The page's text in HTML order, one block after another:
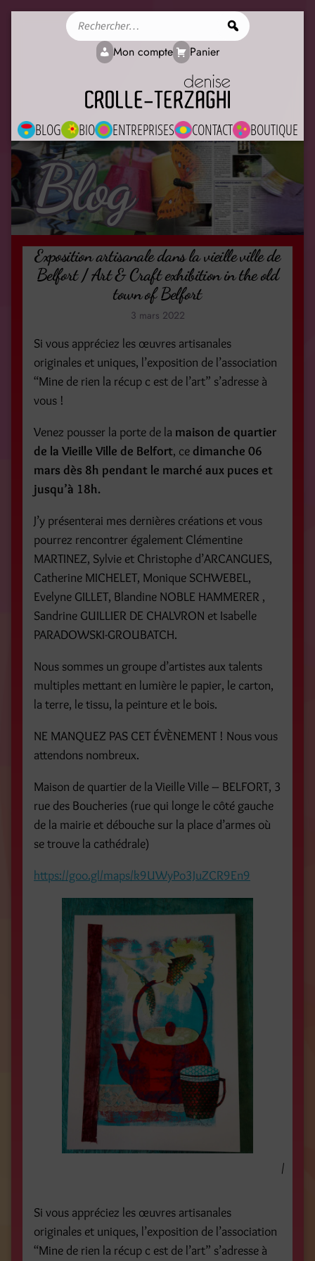
BLOG BIO ENTREPRISES CONTACT BOUTIQUE
Mon compte Panier
Blog
Exposition artisanale dans la vieille ville de
Belfort / Art & Craft exhibition in the old
town of Belfort
3 mars 2022
Si vous appréciez les œuvres artisanales
originales et uniques, l’exposition de l’association
“Mine de rien la récup c est de l’art” s’adresse à
vous !
Venez pousser la porte de la maison de quartier
de la Vieille Ville de Belfort, ce dimanche 06
mars dès 8h pendant le marché aux puces et
jusqu’à 18h.
J’y présenterai mes dernières créations et vous
pourrez rencontrer également Clémentine
MARTINEZ, Sylvie et Christophe d’ARCANGUES,
Catherine MICHELET, Monique SCHWEBEL,
Evelyne GILLET, Blandine NOBLE HAMMERER ,
Sandrine GUILLIER DE CHALVRON et Isabelle
PARADOWSKI-GROUBATCH.
Nous sommes un groupe d’artistes aux talents
multiples mettant en lumière le papier, le carton,
la terre, le tissu, la peinture et le bois.
NE MANQUEZ PAS CET ÉVÈNEMENT ! Nous vous
attendons nombreux.
Maison de quartier de la Vieille Ville – BELFORT, 3
rue des Boucheries (rue qui longe le côté gauche
de la mairie et débouche sur la place d’armes où
se trouve la cathédrale)
https://goo.gl/maps/k9UWyPo3JuZCR9En9
/
Si vous appréciez les œuvres artisanales
originales et uniques, l’exposition de l’association
“Mine de rien la récup c est de l’art” s’adresse à